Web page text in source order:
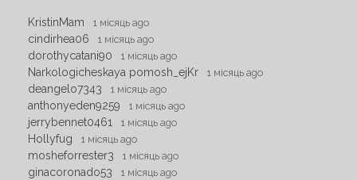
KristinMam 1 місяць ago
cindirhea06 1 місяць ago
dorothycatani90 1 місяць ago
Narkologicheskaya pomosh_ejKr 1 місяць ago
deangelo7343 1 місяць ago
anthonyeden9259 1 місяць ago
jerrybennet0461 1 місяць ago
Hollyfug 1 місяць ago
mosheforrester3 1 місяць ago
ginacoronado53 1 місяць ago